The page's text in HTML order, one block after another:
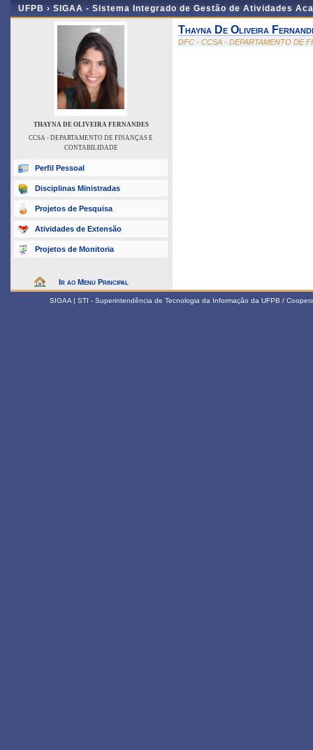
UFPB › SIGAA - Sistema Integrado de Gestão de Atividades
THAYNA DE OLIVEIRA FERNANDES
CCSA - DEPARTAMENTO DE FINANÇAS E
CONTABILIDADE
Perfil Pessoal
Disciplinas Ministradas
Projetos de Pesquisa
Atividades de Extensão
Projetos de Monitoria
Ir ao Menu Principal
Thayna De Oliveira
DFC - CCSA - DEPARTAMENTO DE
SIGAA | STI - Superintendência de Tecnologia da Informação da UFPB /